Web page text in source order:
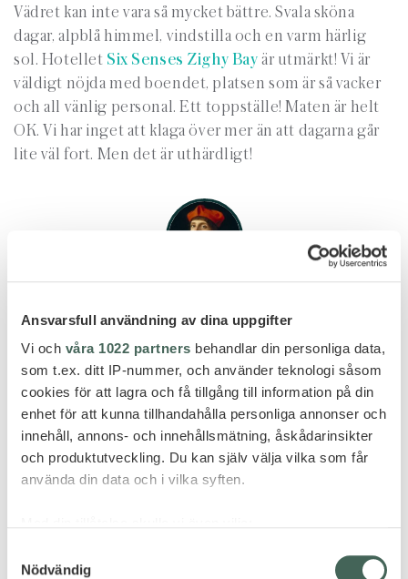
Ansvarsfull användning av dina uppgifter
Vi och våra 1022 partners behandlar din personliga data,
som t.ex. ditt IP-nummer, och använder teknologi såsom
cookies för att lagra och få tillgång till information på din
enhet för att kunna tillhandahålla personliga annonser och
innehåll, annons- och innehållsmätning, åskådarinsikter
och produktutveckling. Du kan själv välja vilka som får
använda din data och i vilka syften.
som kan ha en noggrannhet på upp till flera meter
Nödvändig
Vädret kan inte vara så mycket bättre. Svala sköna
dagar, alpblå himmel, vindstilla och en varm härlig
sol. Hotellet Six Senses Zighy Bay är utmärkt! Vi är
väldigt nöjda med boendet, platsen som är så vacker
och all vänlig personal. Ett toppställe! Maten är helt
OK. Vi har inget att klaga över mer än att dagarna går
lite väl fort. Men det är uthärdligt!
Limetraveler
info@limetravel.se
← DIREKTFLYG TILL TENERIFFA
WEEKEND MED KOMPISAR →